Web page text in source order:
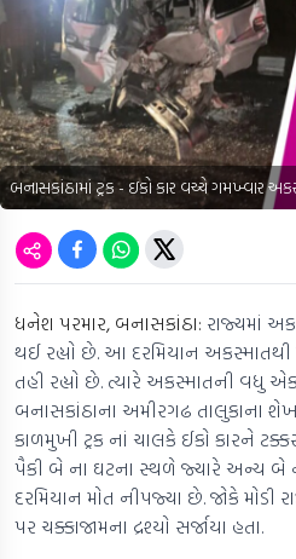
બનાસકાંઠામાં ટ્રક - ઇકો કાર વચ્ચે ગમખ્વાર
ધનેશ પરમાર, બનાસકાંઠા: રાજ્યમાં
થઈ રહ્યો છે. આ દરમિયાન
તહી રહ્યો છે. ત્યારે અકસ્માતની વધુ
બનાસકાંઠાના અમીરગઢ તાલુકાના
કાળમુખી ટ્રક નાં ચાલકે ઈકો કારને
પૈકી બે ના ઘટના સ્થળે જ્યારે અન્ય બે
દરમિયાન મોત નીપજ્યા છે. જોકે
પર ચક્કાજામના દ્રશ્યો સર્જાયા હતા.